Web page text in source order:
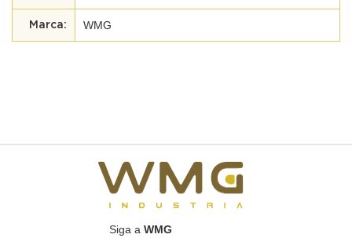
WMG
Siga a WMG